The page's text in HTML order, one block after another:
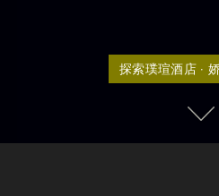
探索璞瑄酒店 ·